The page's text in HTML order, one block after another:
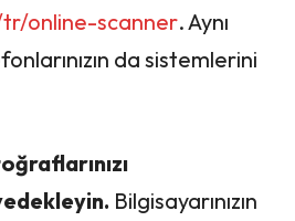
online-scanner. Aynı
da sistemlerini
Bilgisayarınızın